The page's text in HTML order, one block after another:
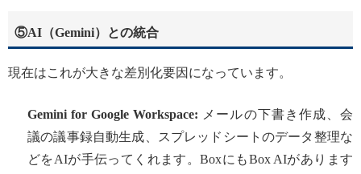
⑤AI（Gemini）との統合
現在はこれが大きな差別化要因になっています。
Gemini for Google Workspace: メールの下書き作成、会
議の議事録自動生成、スプレッドシートのデータ整理な
どをAIが手伝ってくれます。BoxにもBox AIがあります